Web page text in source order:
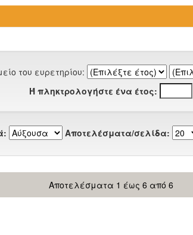
του ευρετηρίου:
Ή πληκτρολογήστε ένα έτος:
Αποτελέσματα/σελίδα:
Αποτελέσματα 1 έως 6 από 6